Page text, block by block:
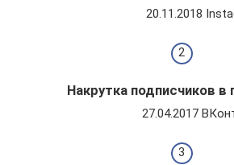
20.11.2018
Накрутка подписчиков в
27.04.2017